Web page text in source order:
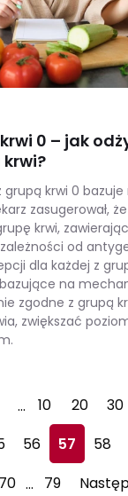
0 – jak
grupą krwi 0
zasugerował,
krwi,
od
dla każdej z
na
zgodne z grupą
zwiększać
… 10 20 30
56 57 58
70 … 79